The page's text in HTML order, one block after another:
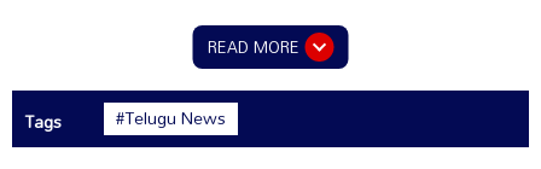
READ MORE
Tags #Telugu News